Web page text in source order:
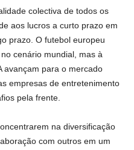
colectiva de todos os
aos lucros a curto prazo em
prazo. O futebol europeu
cenário mundial, mas à
avançam para o mercado
empresas de entretenimento
pela frente.
na diversificação
com outros em um